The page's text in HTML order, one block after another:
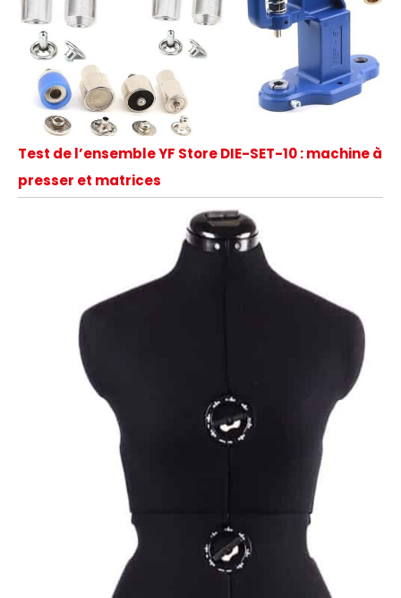
Test de l’ensemble YF Store DIE-SET-10 : machine à
presser et matrices